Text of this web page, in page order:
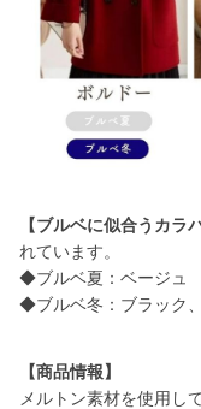
【ブルベに似合うカラ
れています。
◆ブルベ夏：ベージュ
◆ブルベ冬：ブラック
【商品情報】
メルトン素材を使用し